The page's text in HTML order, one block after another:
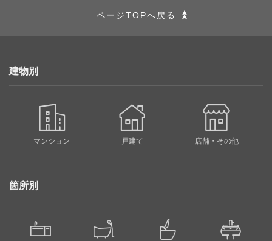
ページTOPへ戻る
建物別
マンション 戸建て 店舗・その他
箇所別